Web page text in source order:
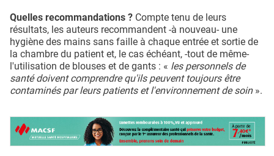
Quelles recommandations ? Compte tenu de leurs
résultats, les auteurs recommandent -à nouveau- une
hygiène des mains sans faille à chaque entrée et sortie de
la chambre du patient et, le cas échéant, -tout de même-
l'utilisation de blouses et de gants : « les personnels de
santé doivent comprendre qu'ils peuvent toujours être
contaminés par leurs patients et l'environnement de soin».